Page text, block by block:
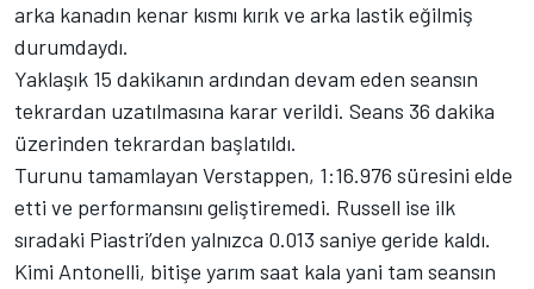
arka kanadın kenar kısmı kırık ve arka lastik eğilmiş
durumdaydı.
Yaklaşık 15 dakikanın ardından devam eden seansın
tekrardan uzatılmasına karar verildi. Seans 36 dakika
üzerinden tekrardan başlatıldı.
Turunu tamamlayan Verstappen, 1:16.976 süresini elde
etti ve performansını geliştiremedi. Russell ise ilk
sıradaki Piastri’den yalnızca 0.013 saniye geride kaldı.
Kimi Antonelli, bitişe yarım saat kala yani tam seansın